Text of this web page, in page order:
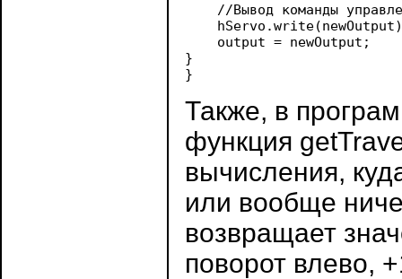
//Вывод команды
    output = newOutput;
}
Также, в
функция
вычисления,
или вообще
возвращает
поворот влево,